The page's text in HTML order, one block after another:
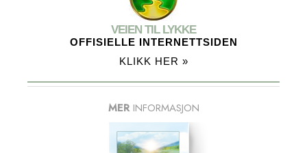
VEIEN TIL LYKKE
OFFISIELLE INTERNETTSIDEN
KLIKK HER »
MER INFORMASJON